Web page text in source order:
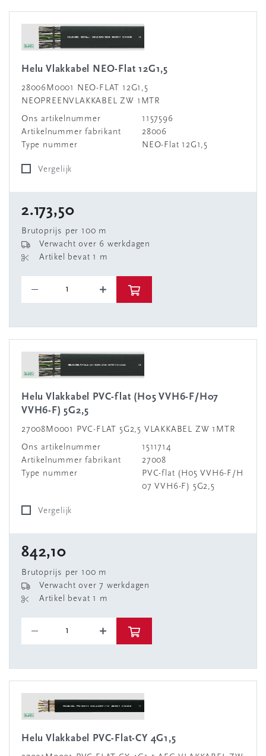
Helu Vlakkabel NEO-Flat 12G1,5
28006M0001 NEO-FLAT 12G1,5
NEOPREENVLAKKABEL ZW 1MTR
Ons artikelnummer
1157596
Artikelnummer fabrikant
28006
Type nummer
NEO-Flat 12G1,5
Vergelijk
2.173,50
Brutoprijs per 100 m
Verwacht over 6 werkdagen
Artikel bevat 1 m
Helu Vlakkabel PVC-flat (H05 VVH6-F/H07
VVH6-F) 5G2,5
27008M0001 PVC-FLAT 5G2,5 VLAKKABEL ZW 1MTR
Ons artikelnummer
1511714
Artikelnummer fabrikant
27008
Type nummer
PVC-flat (H05 VVH6-F/H
07 VVH6-F) 5G2,5
Vergelijk
842,10
Brutoprijs per 100 m
Verwacht over 7 werkdagen
Artikel bevat 1 m
Helu Vlakkabel PVC-Flat-CY 4G1,5